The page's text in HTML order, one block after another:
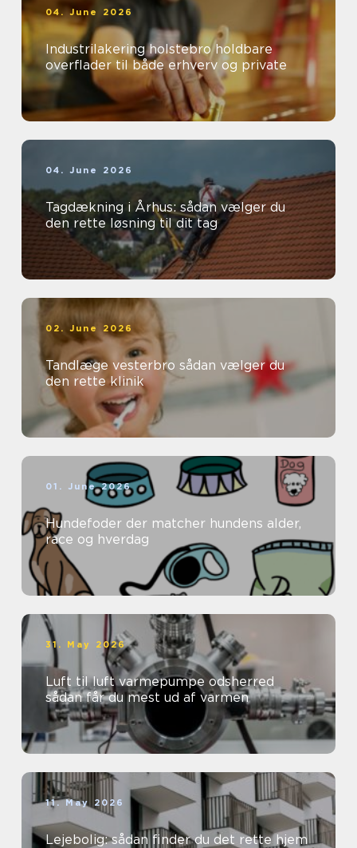
04. June 2026
Industrilakering holstebro holdbare
overflader til både erhverv og private
04. June 2026
Tagdækning i Århus: sådan vælger du
den rette løsning til dit tag
02. June 2026
Tandlæge vesterbro sådan vælger du
den rette klinik
01. June 2026
Hundefoder der matcher hundens alder,
race og hverdag
31. May 2026
Luft til luft varmepumpe odsherred
sådan får du mest ud af varmen
11. May 2026
Lejebolig: sådan finder du det rette hjem